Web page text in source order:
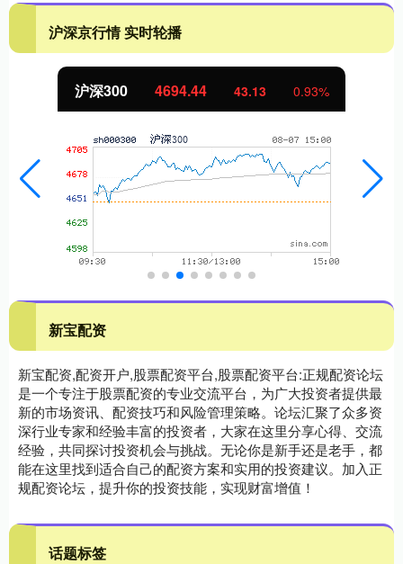
沪深京行情 实时轮播
沪深300 4694.44 43.13 0.93%
新宝配资
新宝配资,配资开户,股票配资平台,股票配资平台:正规配资论坛
是一个专注于股票配资的专业交流平台，为广大投资者提供最
新的市场资讯、配资技巧和风险管理策略。论坛汇聚了众多资
深行业专家和经验丰富的投资者，大家在这里分享心得、交流
经验，共同探讨投资机会与挑战。无论你是新手还是老手，都
能在这里找到适合自己的配资方案和实用的投资建议。加入正
规配资论坛，提升你的投资技能，实现财富增值！
话题标签